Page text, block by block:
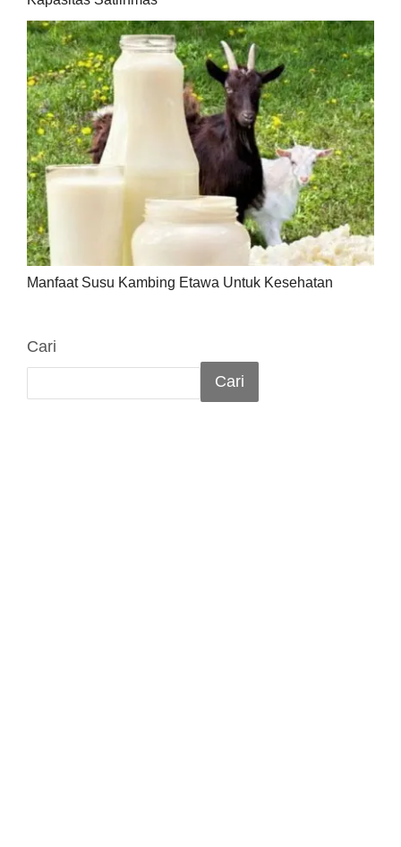
Manfaat Susu Kambing Etawa Untuk Kesehatan
Cari
Cari